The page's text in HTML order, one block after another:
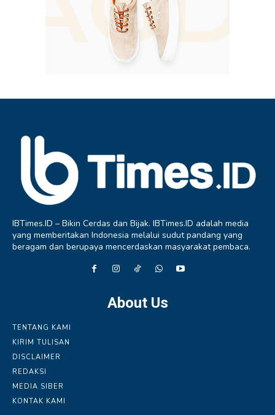
IBTimes.ID – Bikin Cerdas dan Bijak. IBTimes.ID adalah media
yang memberitakan Indonesia melalui sudut pandang yang
beragam dan berupaya mencerdaskan masyarakat pembaca.
About Us
TENTANG KAMI
KIRIM TULISAN
DISCLAIMER
REDAKSI
MEDIA SIBER
KONTAK KAMI